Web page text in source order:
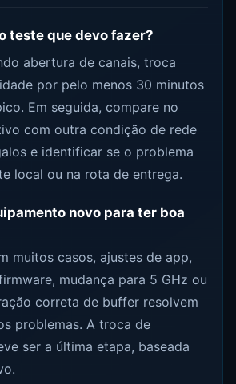
teste que devo fazer?
abertura de canais, troca
por pelo menos 30 minutos
Em seguida, compare no
com outra condição de rede
e identificar se o problema
local ou na rota de entrega.
novo para ter boa
muitos casos, ajustes de app,
mudança para 5 GHz ou
correta de buffer resolvem
problemas. A troca de
ser a última etapa, baseada